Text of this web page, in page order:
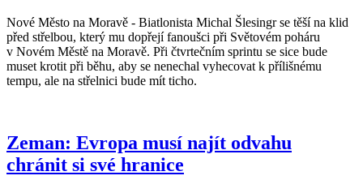
Nové Město na Moravě - Biatlonista Michal Šlesingr se těší na klid
před střelbou, který mu dopřejí fanoušci při Světovém poháru
v Novém Městě na Moravě. Při čtvrtečním sprintu se sice bude
muset krotit při běhu, aby se nenechal vyhecovat k přílišnému
tempu, ale na střelnici bude mít ticho.
Zeman: Evropa musí najít odvahu
chránit si své hranice